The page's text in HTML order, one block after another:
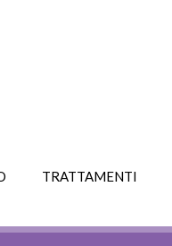
TRATTAMENTI